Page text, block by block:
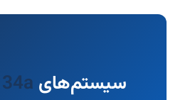
سیستم‌های134a